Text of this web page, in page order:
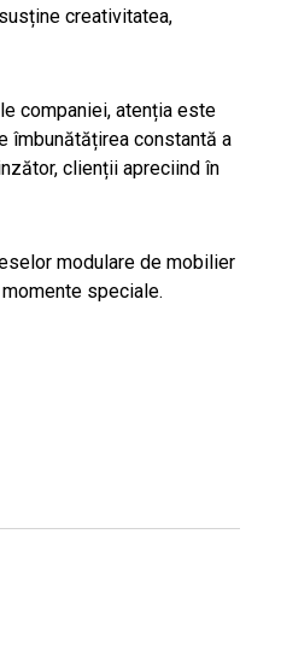
creativitatea,
companiei, atenția este
îmbunătățirea constantă a
clienții apreciind în
modulare de mobilier
speciale.